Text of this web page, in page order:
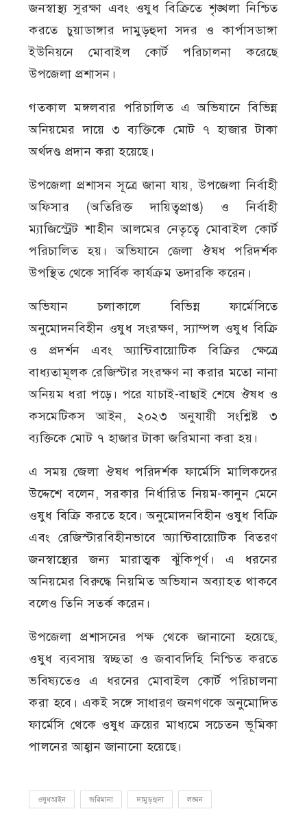
জনস্বাস্থ্য সুরক্ষা এবং ওষুধ বিক্রিতে শৃঙ্খলা নিশ্চিত
করতে চুয়াডাঙ্গার দামুড়হুদা সদর ও কার্পাসডাঙ্গা
ইউনিয়নে মোবাইল কোর্ট পরিচালনা করেছে
উপজেলা প্রশাসন।
গতকাল মঙ্গলবার পরিচালিত এ অভিযানে বিভিন্ন
অনিয়মের দায়ে ৩ ব্যক্তিকে মোট ৭ হাজার টাকা
অর্থদণ্ড প্রদান করা হয়েছে।
উপজেলা প্রশাসন সূত্রে জানা যায়, উপজেলা নির্বাহী
অফিসার (অতিরিক্ত দায়িত্বপ্রাপ্ত) ও নির্বাহী
ম্যাজিস্ট্রেট শাহীন আলমের নেতৃত্বে মোবাইল কোর্ট
পরিচালিত হয়। অভিযানে জেলা ঔষধ পরিদর্শক
উপস্থিত থেকে সার্বিক কার্যক্রম তদারকি করেন।
অভিযান চলাকালে বিভিন্ন ফার্মেসিতে
অনুমোদনবিহীন ওষুধ সংরক্ষণ, স্যাম্পল ওষুধ বিক্রি
ও প্রদর্শন এবং অ্যান্টিবায়োটিক বিক্রির ক্ষেত্রে
বাধ্যতামূলক রেজিস্টার সংরক্ষণ না করার মতো নানা
অনিয়ম ধরা পড়ে। পরে যাচাই-বাছাই শেষে ঔষধ ও
কসমেটিকস আইন, ২০২৩ অনুযায়ী সংশ্লিষ্ট ৩
ব্যক্তিকে মোট ৭ হাজার টাকা জরিমানা করা হয়।
এ সময় জেলা ঔষধ পরিদর্শক ফার্মেসি মালিকদের
উদ্দেশে বলেন, সরকার নির্ধারিত নিয়ম-কানুন মেনে
ওষুধ বিক্রি করতে হবে। অনুমোদনবিহীন ওষুধ বিক্রি
এবং রেজিস্টারবিহীনভাবে অ্যান্টিবায়োটিক বিতরণ
জনস্বাস্থ্যের জন্য মারাত্মক ঝুঁকিপূর্ণ। এ ধরনের
অনিয়মের বিরুদ্ধে নিয়মিত অভিযান অব্যাহত থাকবে
বলেও তিনি সতর্ক করেন।
উপজেলা প্রশাসনের পক্ষ থেকে জানানো হয়েছে,
ওষুধ ব্যবসায় স্বচ্ছতা ও জবাবদিহি নিশ্চিত করতে
ভবিষ্যতেও এ ধরনের মোবাইল কোর্ট পরিচালনা
করা হবে। একই সঙ্গে সাধারণ জনগণকে অনুমোদিত
ফার্মেসি থেকে ওষুধ ক্রয়ের মাধ্যমে সচেতন ভূমিকা
পালনের আহ্বান জানানো হয়েছে।
ওষুধআইন জরিমানা দামুড়হুদা লঙ্ঘন